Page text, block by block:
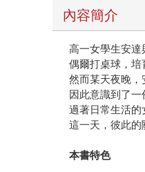
內容簡介
高一女學生安
偶爾打桌球，培
然而某天夜晚，
因此意識到了
過著日常生活的
這一天，彼此的
本書特色